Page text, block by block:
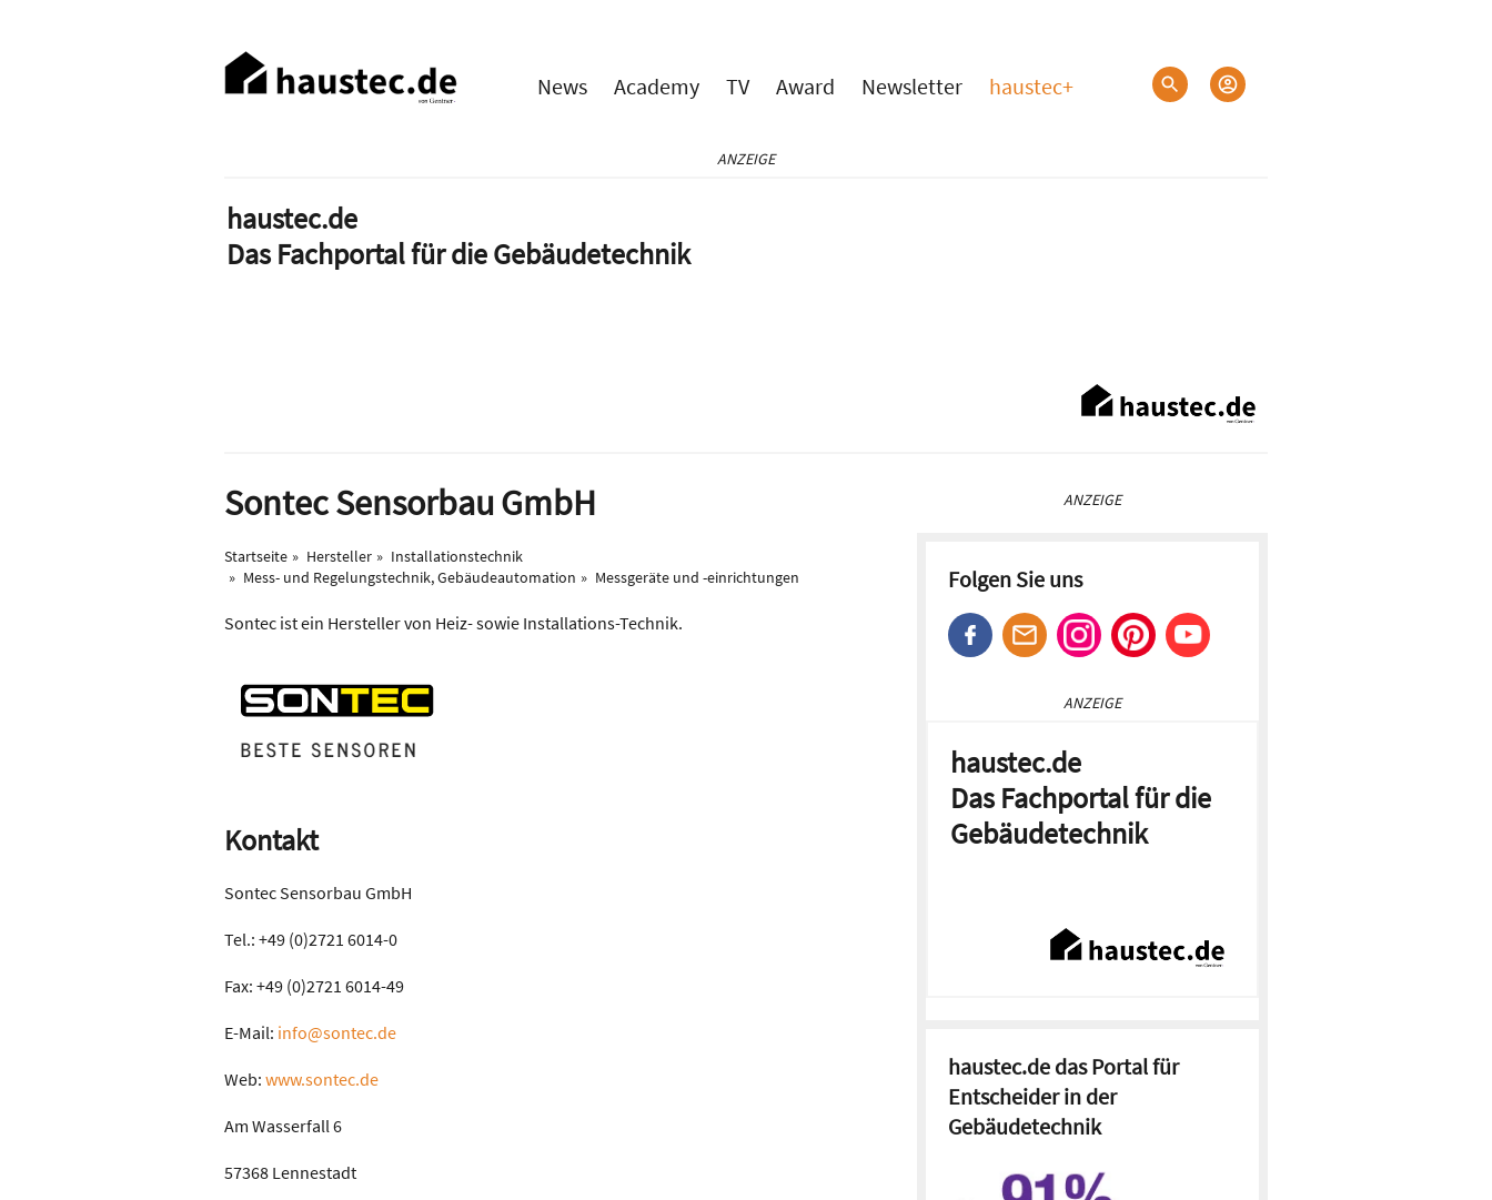
Haupt-
Navigation
News Academy TV Award Newsletter haustec+
ANZEIGE
haustec.de
Das Fachportal für die Gebäudetechnik
Sontec Sensorbau GmbH
Startseite Hersteller
Installationstechnik
Mess- und Regelungstechnik, Gebäudeautomation
Messgeräte und -einrichtungen
Sontec ist ein Hersteller von Heiz- sowie Installations-Technik.
Kontakt
Sontec Sensorbau GmbH
Tel.: +49 (0)2721 6014-0
Fax: +49 (0)2721 6014-49
E-Mail: info@sontec.de
Web: www.sontec.de
Am Wasserfall 6
57368 Lennestadt
ANZEIGE
Folgen Sie uns
ANZEIGE
haustec.de
Das Fachportal für die
Gebäudetechnik
haustec.de das Portal für
Entscheider in der
Gebäudetechnik